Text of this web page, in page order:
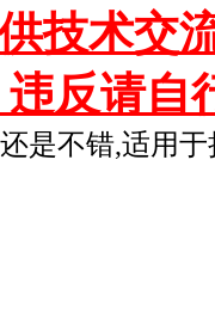
技术交
反请自
是不错,适用